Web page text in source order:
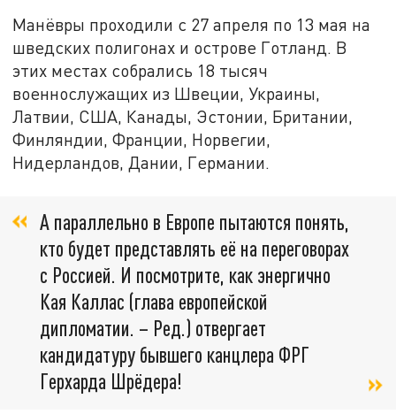
Манёвры проходили с 27 апреля по 13 мая на
шведских полигонах и острове Готланд. В
этих местах собрались 18 тысяч
военнослужащих из Швеции, Украины,
Латвии, США, Канады, Эстонии, Британии,
Финляндии, Франции, Норвегии,
Нидерландов, Дании, Германии.
А параллельно в Европе пытаются понять,
кто будет представлять её на переговорах
с Россией. И посмотрите, как энергично
Кая Каллас (глава европейской
дипломатии. – Ред.) отвергает
кандидатуру бывшего канцлера ФРГ
Герхарда Шрёдера!